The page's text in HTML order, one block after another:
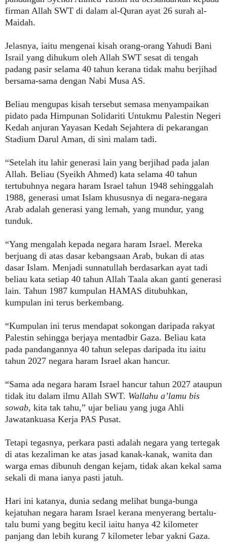
firman Allah SWT di dalam al-Quran ayat 26 surah al-
Maidah.
Jelasnya, iaitu mengenai kisah orang-orang Yahudi Bani
Israil yang dihukum oleh Allah SWT sesat di tengah
padang pasir selama 40 tahun kerana tidak mahu berjihad
bersama-sama dengan Nabi Musa AS.
Beliau mengupas kisah tersebut semasa menyampaikan
pidato pada Himpunan Solidariti Untukmu Palestin Negeri
Kedah anjuran Yayasan Kedah Sejahtera di pekarangan
Stadium Darul Aman, di sini malam tadi.
“Setelah itu lahir generasi lain yang berjihad pada jalan
Allah. Beliau (Syeikh Ahmed) kata selama 40 tahun
tertubuhnya negara haram Israel tahun 1948 sehinggalah
1988, generasi umat Islam khususnya di negara-negara
Arab adalah generasi yang lemah, yang mundur, yang
tunduk.
“Yang mengalah kepada negara haram Israel. Mereka
berjuang di atas dasar kebangsaan Arab, bukan di atas
dasar Islam. Menjadi sunnatullah berdasarkan ayat tadi
beliau kata setiap 40 tahun Allah Taala akan ganti generasi
lain. Tahun 1987 kumpulan HAMAS ditubuhkan,
kumpulan ini terus berkembang.
“Kumpulan ini terus mendapat sokongan daripada rakyat
Palestin sehingga berjaya mentadbir Gaza. Beliau kata
pada pandangannya 40 tahun selepas daripada itu iaitu
tahun 2027 negara haram Israel akan hancur.
“Sama ada negara haram Israel hancur tahun 2027 ataupun
tidak itu dalam ilmu Allah SWT. Wallahu a’lamu bis
sowab, kita tak tahu,” ujar beliau yang juga Ahli
Jawatankuasa Kerja PAS Pusat.
Tetapi tegasnya, perkara pasti adalah negara yang tertegak
di atas kezaliman ke atas jasad kanak-kanak, wanita dan
warga emas dibunuh dengan kejam, tidak akan kekal sama
sekali di mana ianya pasti jatuh.
Hari ini katanya, dunia sedang melihat bunga-bunga
kejatuhan negara haram Israel kerana menyerang bertalu-
talu bumi yang begitu kecil iaitu hanya 42 kilometer
panjang dan lebih kurang 7 kilometer lebar yakni Gaza.